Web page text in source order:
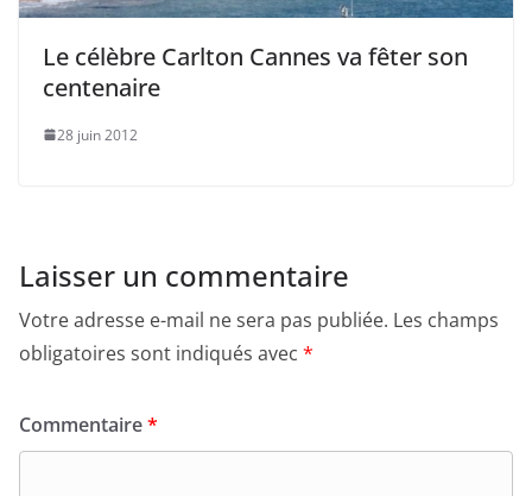
Le célèbre Carlton Cannes va fêter son
centenaire
28 juin 2012
Laisser un commentaire
Votre adresse e-mail ne sera pas publiée. Les champs
obligatoires sont indiqués avec *
Commentaire*